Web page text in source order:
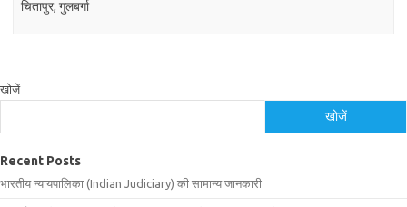
चितापुर, गुलबर्गा
खोजें
खोजें
Recent Posts
भारतीय न्यायपालिका (Indian Judiciary) की सामान्य जानकारी